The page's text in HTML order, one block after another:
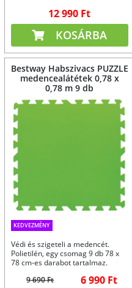
12 990 Ft
KOSÁRBA
Bestway Habszivacs PUZZLE
medencealátétek 0,78 x
0,78 m 9 db
KEDVEZMÉNY
Védi és szigeteli a medencét.
Polietilén, egy csomag 9 db 78 x
78 cm-es darabot tartalmaz.
9 690 Ft
6 990 Ft